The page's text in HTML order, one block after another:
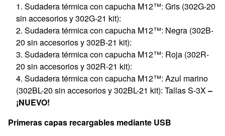
Sudadera térmica con capucha M12™: Gris (302G-20
sin accesorios y 302G-21 kit):
Sudadera térmica con capucha M12™: Negra (302B-
20 sin accesorios y 302B-21 kit):
Sudadera térmica con capucha M12™: Roja (302R-
20 sin accesorios y 302R-21 kit):
Sudadera térmica con capucha M12™: Azul marino
(302BL-20 sin accesorios y 302BL-21 kit): Tallas S-3X–
¡NUEVO!
Primeras capas recargables mediante USB